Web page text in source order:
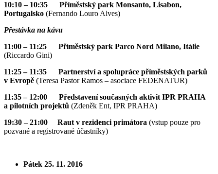
10:10 – 10:35 Příměstský park Monsanto, Lisabon,
Portugalsko (Fernando Louro Alves)
Přestávka na kávu
11:00 – 11:25 Příměstský park Parco Nord Milano, Itálie
(Riccardo Gini)
11:25 – 11:35 Partnerství a spolupráce příměstských parků
v Evropě (Teresa Pastor Ramos – asociace FEDENATUR)
11:35 – 12:00 Představení současných aktivit IPR PRAHA
a pilotních projektů (Zdeněk Ent, IPR PRAHA)
19:30 – 21:00 Raut v rezidenci primátora (vstup pouze pro
pozvané a registrované účastníky)
Pátek 25. 11. 2016